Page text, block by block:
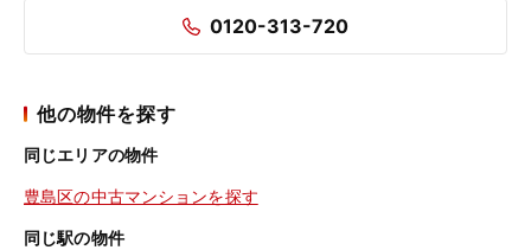
0120-313-720
他の物件を探す
同じエリアの物件
豊島区の中古マンションを探す
同じ駅の物件